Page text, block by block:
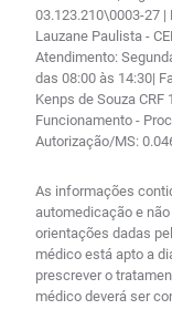
03.123.210\0003-27 |
Lauzane Paulista -
Atendimento:
das 08:00 às 14:30|
Kenps de Souza CRF
Funcionamento -
Autorização/MS:
As informações
automedicação e
orientações dadas
médico está apto a
prescrever o
médico deverá ser